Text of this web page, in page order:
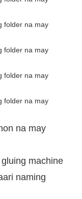
na may
machine
naming